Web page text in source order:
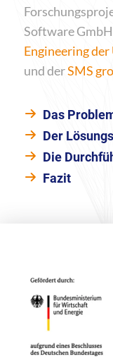
Software
Engineering
und derSMS
Das
Der
Die
Fazit